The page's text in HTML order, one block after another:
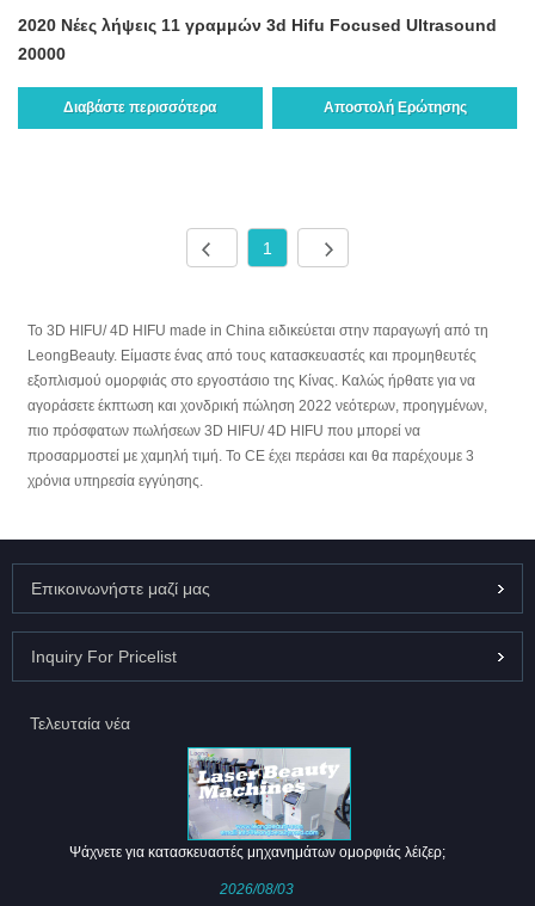
2020 Νέες λήψεις 11 γραμμών 3d Hifu Focused Ultrasound
20000
Διαβάστε περισσότερα Αποστολή Ερώτησης
1
Το 3D HIFU/ 4D HIFU made in China ειδικεύεται στην παραγωγή από τη
LeongBeauty. Είμαστε ένας από τους κατασκευαστές και προμηθευτές
εξοπλισμού ομορφιάς στο εργοστάσιο της Κίνας. Καλώς ήρθατε για να
αγοράσετε έκπτωση και χονδρική πώληση 2022 νεότερων, προηγμένων,
πιο πρόσφατων πωλήσεων 3D HIFU/ 4D HIFU που μπορεί να
προσαρμοστεί με χαμηλή τιμή. Το CE έχει περάσει και θα παρέχουμε 3
χρόνια υπηρεσία εγγύησης.
Επικοινωνήστε μαζί μας
Inquiry For Pricelist
Τελευταία νέα
Ψάχνετε για κατασκευαστές μηχανημάτων ομορφιάς λέιζερ;
2026/08/03